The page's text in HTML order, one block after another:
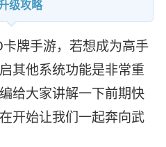
级攻略
牌手游，若想成为高手
其他系统功能是非常重
给大家讲解一下前期快
开始让我们一起奔向武